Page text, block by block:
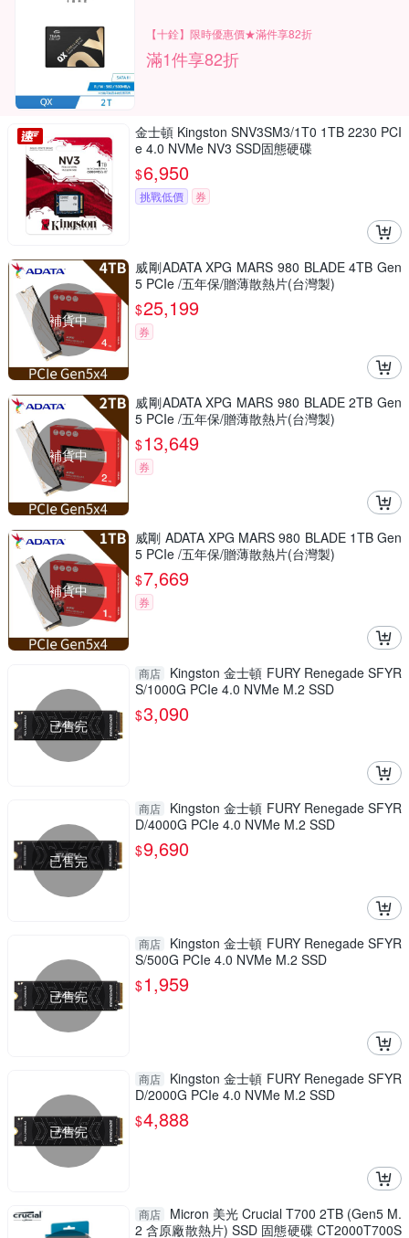
【十銓】限時優惠價★滿件享82折
滿1件享82折
金士頓 Kingston SNV3SM3/1T0 1TB 2230 PCI
e 4.0 NVMe NV3 SSD固態硬碟
$6,950
挑戰低價 券
補貨中
威剛ADATA XPG MARS 980 BLADE 4TB Gen
5 PCIe /五年保/贈薄散熱片(台灣製)
$25,199
券
補貨中
威剛ADATA XPG MARS 980 BLADE 2TB Gen
5 PCIe /五年保/贈薄散熱片(台灣製)
$13,649
券
補貨中
威剛 ADATA XPG MARS 980 BLADE 1TB Gen
5 PCIe /五年保/贈薄散熱片(台灣製)
$7,669
券
已售完
商店
Kingston 金士頓 FURY Renegade SFYR
S/1000G PCIe 4.0 NVMe M.2 SSD
$3,090
已售完
商店
Kingston 金士頓 FURY Renegade SFYR
D/4000G PCIe 4.0 NVMe M.2 SSD
$9,690
已售完
商店
Kingston 金士頓 FURY Renegade SFYR
S/500G PCIe 4.0 NVMe M.2 SSD
$1,959
已售完
商店
Kingston 金士頓 FURY Renegade SFYR
D/2000G PCIe 4.0 NVMe M.2 SSD
$4,888
商店
Micron 美光 Crucial T700 2TB (Gen5 M.
2 含原廠散熱片) SSD 固態硬碟 CT2000T700S